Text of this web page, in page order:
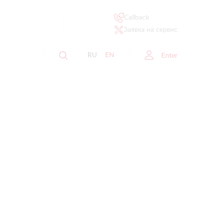
Callback
Заявка на сервис
RU EN Enter